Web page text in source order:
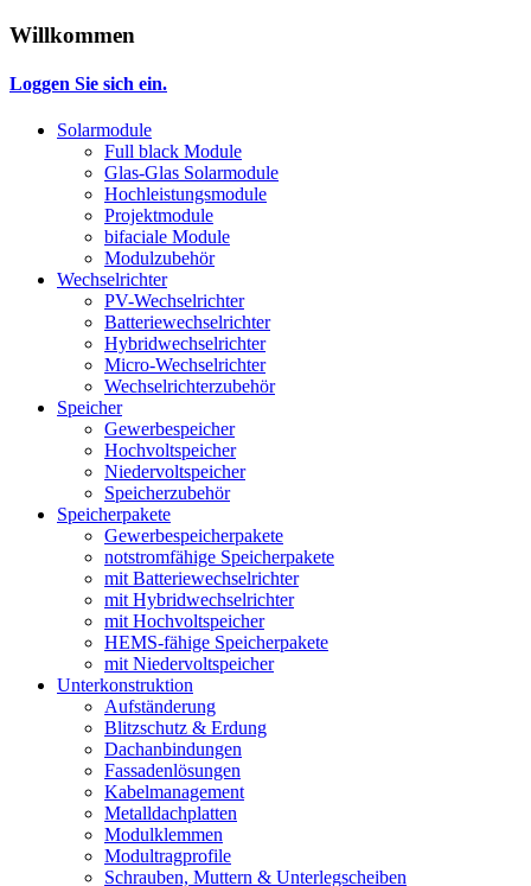
Willkommen
Loggen Sie sich ein.
Solarmodule
Full black Module
Glas-Glas Solarmodule
Hochleistungsmodule
Projektmodule
bifaciale Module
Modulzubehör
Wechselrichter
PV-Wechselrichter
Batteriewechselrichter
Hybridwechselrichter
Micro-Wechselrichter
Wechselrichterzubehör
Speicher
Gewerbespeicher
Hochvoltspeicher
Niedervoltspeicher
Speicherzubehör
Speicherpakete
Gewerbespeicherpakete
notstromfähige Speicherpakete
mit Batteriewechselrichter
mit Hybridwechselrichter
mit Hochvoltspeicher
HEMS-fähige Speicherpakete
mit Niedervoltspeicher
Unterkonstruktion
Aufständerung
Blitzschutz & Erdung
Dachanbindungen
Fassadenlösungen
Kabelmanagement
Metalldachplatten
Modulklemmen
Modultragprofile
Schrauben, Muttern & Unterlegscheiben